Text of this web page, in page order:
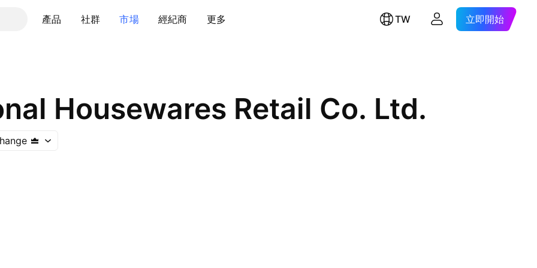
產品 社群 市場 經紀商 更多 TW 立即開始
Housewares Retail Co. Ltd.